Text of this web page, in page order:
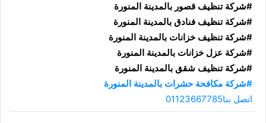
#شركة تنظيف قصور بالمدينة المنورة
#شركة تنظيف فنادق بالمدينة المنورة
#شركة تنظيف خزانات بالمدينة المنورة
#شركة عزل خزانات بالمدينة المنورة
#شركة تنظيف شقق بالمدينة المنورة
#شركة مكافحة حشرات بالمدينة المنورة
اتصل بنا01123667785